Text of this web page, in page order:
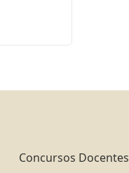
Concursos Docentes